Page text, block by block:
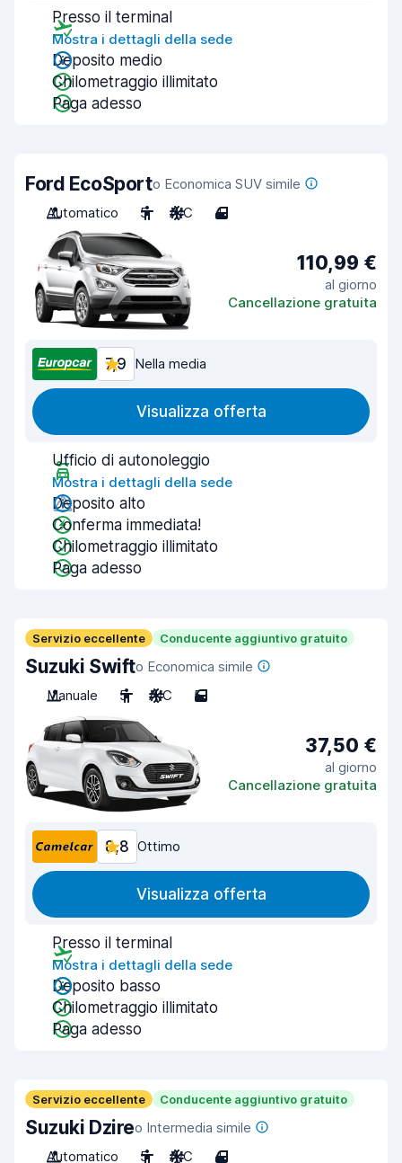
Presso il terminal
Mostra i dettagli della sede
Deposito medio
Chilometraggio illimitato
Paga adesso
Ford EcoSporto Economica SUV simile
Automatico
5 A/C 4
110,99 €
al giorno
Cancellazione gratuita
7,9 Nella media
Visualizza offerta
Ufficio di autonoleggio
Mostra i dettagli della sede
Deposito alto
Conferma immediata!
Chilometraggio illimitato
Paga adesso
Servizio eccellente Conducente aggiuntivo gratuito
Suzuki Swifto Economica simile
Manuale
5 A/C 5
37,50 €
al giorno
Cancellazione gratuita
8,8 Ottimo
Visualizza offerta
Presso il terminal
Mostra i dettagli della sede
Deposito basso
Chilometraggio illimitato
Paga adesso
Servizio eccellente Conducente aggiuntivo gratuito
Suzuki Dzireo Intermedia simile
Automatico
5 A/C 4